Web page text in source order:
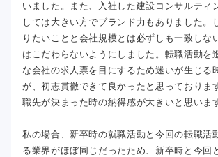
いました。また、入社した建設コンサルティ
しては大きい方でブランド力もありました。
りたいことと会社規模とは必ずしも一致しな
はこだわらないようにしました。転職活動を
な会社の求人票を目にするため迷いが生じる
が、初志貫徹できて良かったと思っておりま
職先が決まった時の納得感が大きいと思いま
私の場合、新卒時の就職活動と今回の転職活
る業界がほぼ同じだったため、新卒時と今回